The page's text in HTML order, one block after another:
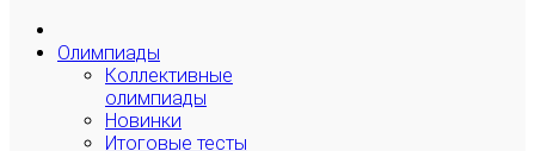
Олимпиады
Коллективные
олимпиады
Новинки
Итоговые тесты